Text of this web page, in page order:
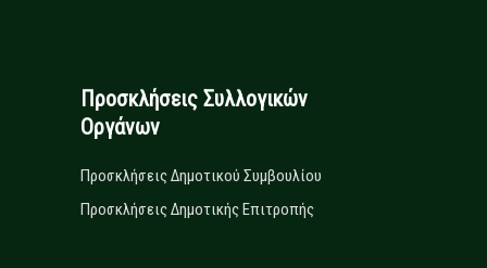
Προσκλήσεις Συλλογικών
Οργάνων
Προσκλήσεις Δημοτικού Συμβουλίου
Προσκλήσεις Δημοτικής Επιτροπής